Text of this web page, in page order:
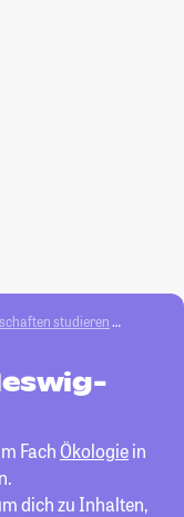
studieren
Fach Ökologiein
dich zu Inhalten,